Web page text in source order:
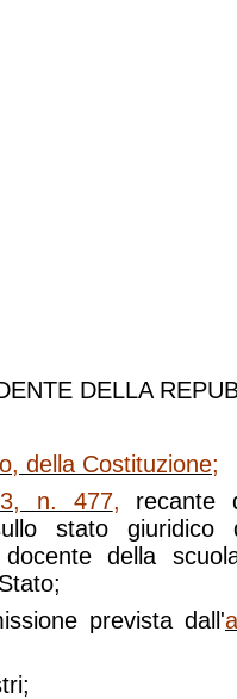
DELLA
della Costituzione;
n. 477, recante
stato giuridico
della
prevista dall'